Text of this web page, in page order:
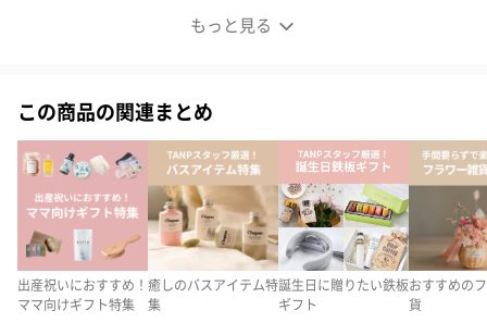
もっと見る
想いを伝えるのにぴったり
っているお花です。
色によっても、意味が異なります。
赤いカーネーションの花言葉は「母への愛」
ピンクのカーネーションの花言葉は「女性の愛」「美しい仕草」
「感謝」
緑のカーネーションの花言葉は「癒やし」
紫のカーネーションの花言葉は「誇り」「気品」
オレンジのカーネーションの花言葉は「純粋な愛」や「清らかな
この商品の関連まとめ
出産祝いにおすすめ！
ママ向けギフト特集
癒しのバスアイテム特
集
誕生日に贈りたい鉄板
ギフト
おすすめの
貨